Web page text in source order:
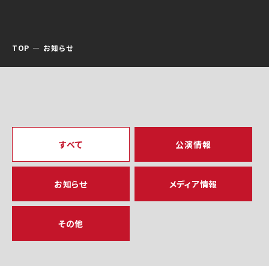
TOP お知らせ
すべて 公演情報
お知らせ メディア情報
その他